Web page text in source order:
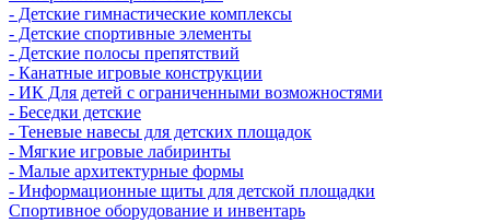
- Детские гимнастические комплексы
- Детские спортивные элементы
- Детские полосы препятствий
- Канатные игровые конструкции
- ИК Для детей с ограниченными возможностями
- Беседки детские
- Теневые навесы для детских площадок
- Мягкие игровые лабиринты
- Малые архитектурные формы
- Информационные щиты для детской площадки
Спортивное оборудование и инвентарь